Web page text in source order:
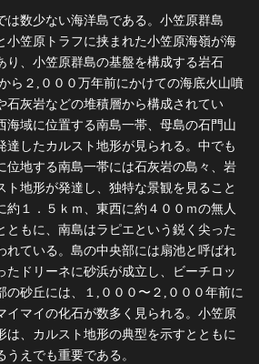
は数少ない海洋島である。小笠原群島
小笠原トラフに挟まれた小笠原海嶺が海
り、小笠原群島の基盤を構成する岩石
ら２,０００万年前にかけての海底火山噴
石灰岩などの堆積層から構成されてい
海域に位置する南島一帯、母島の石門山
達したカルスト地形が見られる。中でも
位地する南島一帯には石灰岩の島々、岩
ト地形が発達し、独特な景観を見ること
約１．５ｋｍ、東西に約４００ｍの無人
ともに、南島はラピエという鋭く尖った
れている。島の中央部には扇池と呼ばれ
たドリーネに砂浜が成立し、ビーチロッ
の砂丘には、１,０００〜２,０００年前に
イマイの化石が数多く見られる。小笠原
は、カルスト地形の典型を示すとともに
えでも重要である。